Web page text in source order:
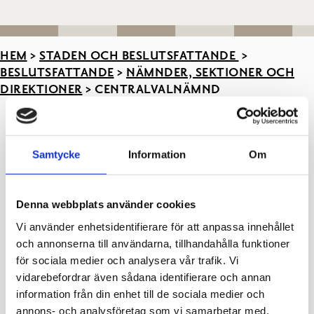
Samtycke Information Om
Denna webbplats använder cookies
Vi använder enhetsidentifierare för att anpassa innehållet
och annonserna till användarna, tillhandahålla funktioner
för sociala medier och analysera vår trafik. Vi
vidarebefordrar även sådana identifierare och annan
information från din enhet till de sociala medier och
annons- och analysföretag som vi samarbetar med.
HEM > STADEN OCH BESLUTSFATTANDE >
BESLUTSFATTANDE > NÄMNDER, SEKTIONER OCH
DIREKTIONER > CENTRALVALNÄMND
Ersättare
Larserik Häggman (ordf.) Pirjo Rautiainen
Tarja Flood Harri Burtsov
Heli Laaksonen Eve Rannu
Seppo Koponen